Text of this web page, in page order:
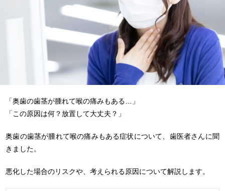
「奥歯の歯茎が腫れて喉の痛みもある…」
「この原因は何？放置して大丈夫？」
奥歯の歯茎が腫れて喉の痛みもある症状について、歯医者さんに聞
きました。
悪化した場合のリスクや、考えられる原因について解説します。